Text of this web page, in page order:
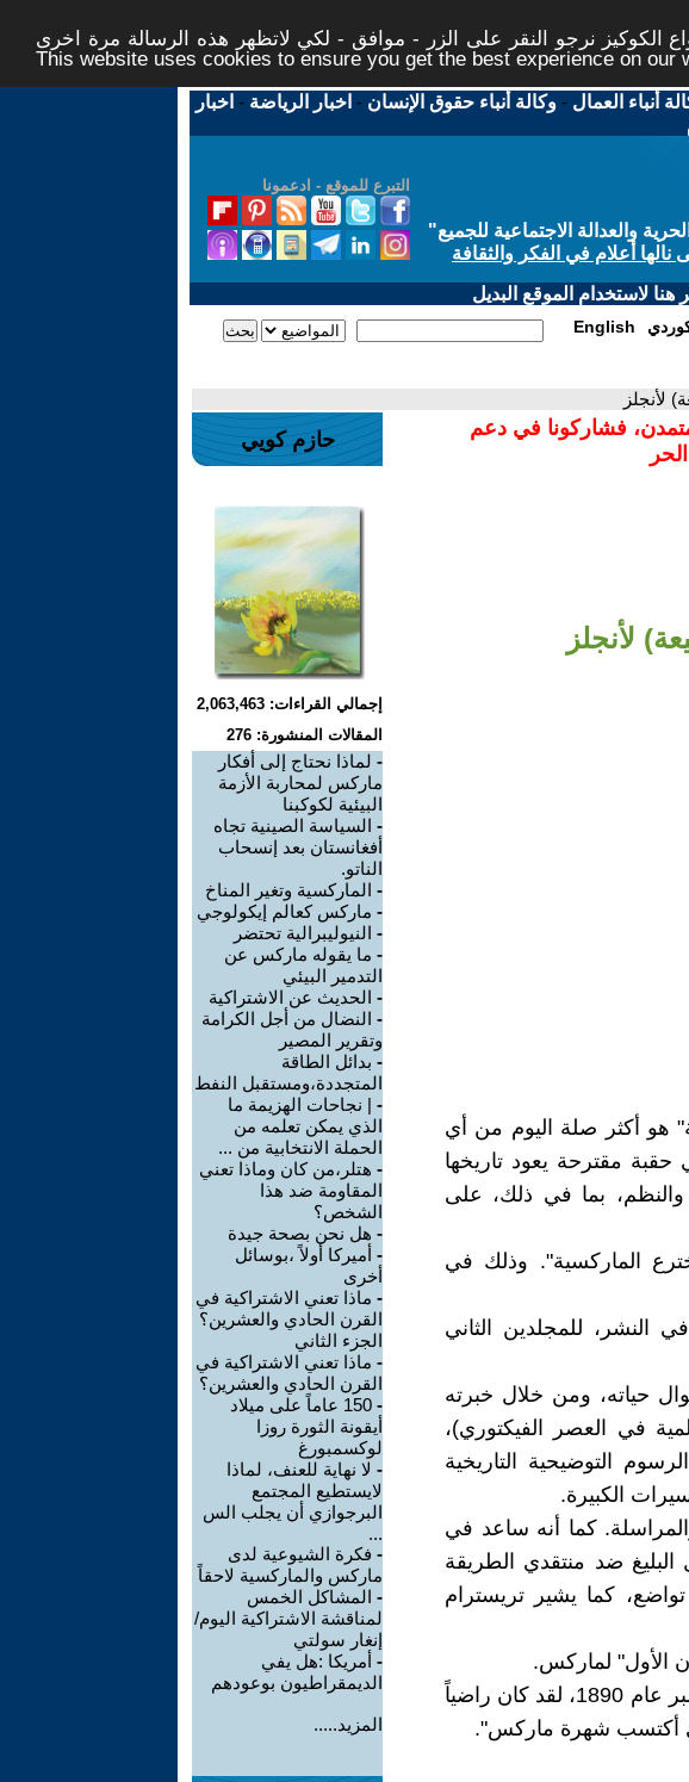
نرجو النقر على الزر - موافق - لكي لاتظهر هذه الرسالة مرة اخرى -
This website uses cookies to ensure you get the best experience on our
أنباء العمال -وكالة أنباء حقوق الإنسان - اخبار الرياضة - اخبار
التبرع للموقع - ادعمونا
والعدالة الاجتماعية للجميع"
أعلام في الفكر والثقافة
لاستخدام الموقع البديل
English
لأنجلز
فشاركونا في دعم
لأنجلز
هو أكثر صلة اليوم من أي
مقترحة يعود تاريخها
والنظم، بما في ذلك، على
الماركسية". وذلك في
للمجلدين الثاني
حياته، ومن خلال خبرته
في العصر الفيكتوري)،
التوضيحية التاريخية
الكبيرة.
كما أنه ساعد في
ضد منتقدي الطريقة
كما يشير تريسترام
الأول" لماركس.
كتب إلى فريدريش أدولف سورج في نيويورك في نوفمبر عام 1890، لقد كان راضياً
أكتسب شهرة ماركس".
حازم كويي
إجمالي القراءات: 2,063,463
المقالات المنشورة: 276
- لماذا نحتاج إلى أفكار
ماركس لمحاربة الأزمة
البيئية لكوكبنا
- السياسة الصينية تجاه
أفغانستان بعد إنسحاب
الناتو.
- الماركسية وتغير المناخ
- ماركس كعالم إيكولوجي
- النيوليبرالية تحتضر
- ما يقوله ماركس عن
التدمير البيئي
- الحديث عن الاشتراكية
- النضال من أجل الكرامة
وتقرير المصير
- بدائل الطاقة
المتجددة،ومستقبل النفط
- | نجاحات الهزيمة ما
الذي يمكن تعلمه من
الحملة الانتخابية من ...
- هتلر،من كان وماذا تعني
المقاومة ضد هذا
الشخص؟
- هل نحن بصحة جيدة
- أميركا أولاً ،بوسائل
أخرى
- ماذا تعني الاشتراكية في
القرن الحادي والعشرين؟
الجزء الثاني
- ماذا تعني الاشتراكية في
القرن الحادي والعشرين؟
-
150 عاماً على ميلاد
أيقونة الثورة روزا
لوكسمبورغ
- لا نهاية للعنف، لماذا
لايستطيع المجتمع
البرجوازي أن يجلب الس
...
- فكرة الشيوعية لدى
ماركس والماركسية لاحقاً
- المشاكل الخمس
لمناقشة الاشتراكية اليوم/
إنغار سولتي
- أمريكا :هل يفي
الديمقراطيون بوعودهم
المزيد.....